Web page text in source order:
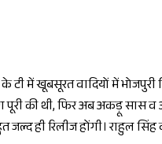
टी में खूबसूरत वादियों में
की थी, फिर अब अकड़ू सास
जल्द ही रिलीज होंगी।